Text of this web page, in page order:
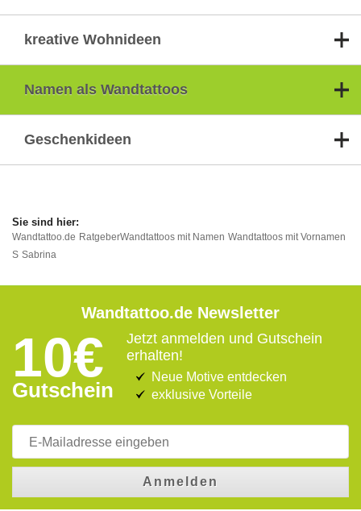
kreative Wohnideen
Namen als Wandtattoos
Geschenkideen
Wandtattoo.de RatgeberWandtattoos mit Namen Wandtattoos mit Vornamen
S Sabrina
Wandtattoo.de Newsletter
10€
Gutschein
Jetzt anmelden und Gutschein
erhalten!
Neue Motive entdecken
exklusive Vorteile
Anmelden